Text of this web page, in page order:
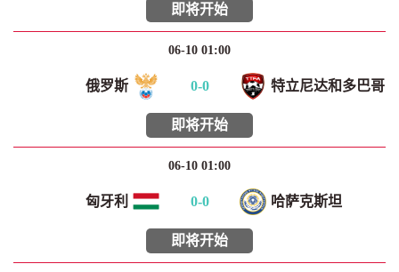
即将开始
06-10 01:00
俄罗斯 0-0 特立尼达和多巴哥
即将开始
06-10 01:00
匈牙利 0-0 哈萨克斯坦
即将开始